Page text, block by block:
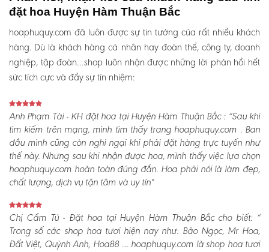
đặt hoa Huyện Hàm Thuận Bắc
hoaphuquy.com đã luôn được sự tin tưởng của rất nhiều khách
hàng. Dù là khách hàng cá nhân hay đoàn thể, công ty, doanh
nghiệp, tập đoàn…shop luôn nhận được những lời phản hồi hết
sức tích cực và đầy sự tín nhiệm:
Anh Phạm Tài - KH đặt hoa tại Huyện Hàm Thuận Bắc :“Sau khi
tìm kiếm trên mạng, mình tìm thấy trang hoaphuquy.com . Ban
đầu mình cũng còn nghi ngại khi phải đặt hàng trực tuyến như
thế này. Nhưng sau khi nhận được hoa, mình thấy việc lựa chọn
hoaphuquy.com hoàn toàn đúng đắn. Hoa phải nói là làm đẹp,
chất lượng, dịch vụ tận tâm và uy tín"
Chị Cẩm Tú - Đặt hoa tại Huyện Hàm Thuận Bắc cho biết:“
Trong số các shop hoa tươi hiện nay như: Bảo Ngọc, Mr Hoa,
Đất Việt, Quỳnh Anh, Hoa88 .... hoaphuquy.com là shop hoa tươi